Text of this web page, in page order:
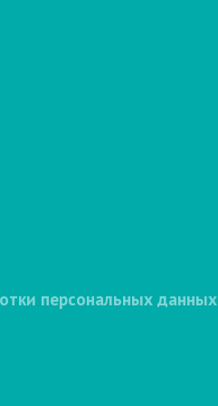
персональных данных